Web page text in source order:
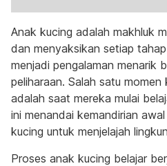
Anak kucing adalah makhluk
dan menyaksikan setiap
menjadi pengalaman menarik
peliharaan. Salah satu
adalah saat mereka mulai
ini menandai kemandirian
kucing untuk menjelajah
Proses anak kucing belajar